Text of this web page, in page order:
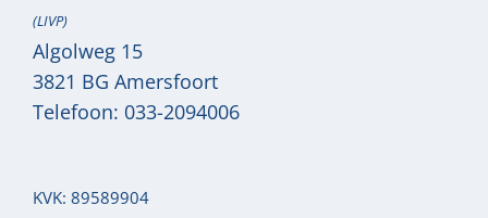
(LIVP)
Algolweg 15
3821 BG Amersfoort
Telefoon: 033-2094006
KVK: 89589904